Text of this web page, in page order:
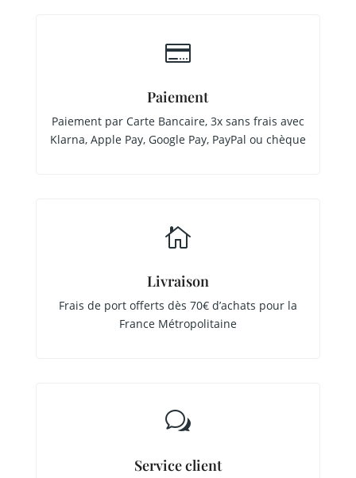

Paiement
Paiement par Carte Bancaire, 3x sans frais avec
Klarna, Apple Pay, Google Pay, PayPal ou chèque

Livraison
Frais de port offerts dès 70€ d’achats pour la
France Métropolitaine
w
Service client